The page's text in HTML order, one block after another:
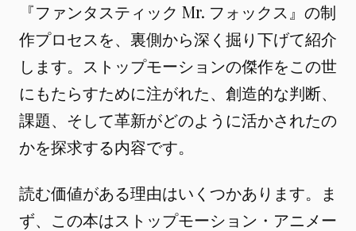
『ファンタスティック Mr. フォックス』の制
作プロセスを、裏側から深く掘り下げて紹介
します。ストップモーションの傑作をこの世
にもたらすために注がれた、創造的な判断、
課題、そして革新がどのように活かされたの
かを探求する内容です。
読む価値がある理由はいくつかあります。ま
ず、この本はストップモーション・アニメー